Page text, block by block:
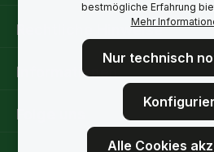
Rechtliche Hinweise
Informationen
Folge uns
bestmögliche Erfahrung
Mehr
Nur technisch
Alle Cookies